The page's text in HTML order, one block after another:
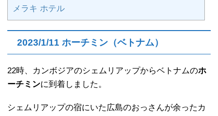
メラキ ホテル
2023/1/11 ホーチミン（ベトナム）
22時、カンボジアのシェムリアップからベトナムのホ
ーチミンに到着しました。
シェムリアップの宿にいた広島のおっさんが余ったカ